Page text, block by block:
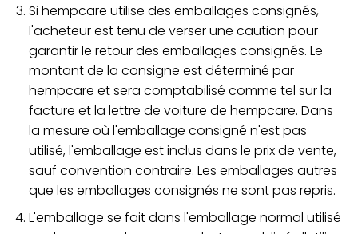
Si hempcare utilise des emballages consignés,
l'acheteur est tenu de verser une caution pour
garantir le retour des emballages consignés. Le
montant de la consigne est déterminé par
hempcare et sera comptabilisé comme tel sur la
facture et la lettre de voiture de hempcare. Dans
la mesure où l'emballage consigné n'est pas
utilisé, l'emballage est inclus dans le prix de vente,
sauf convention contraire. Les emballages autres
que les emballages consignés ne sont pas repris.
L'emballage se fait dans l'emballage normal utilisé